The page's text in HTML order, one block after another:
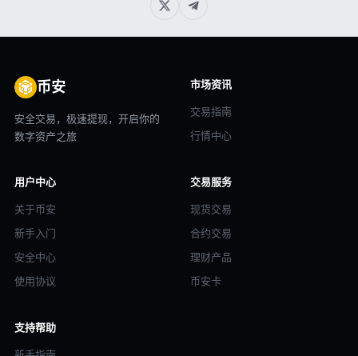
币安
安全交易，极速提现，开启你的
数字资产之旅
市场资讯
交易指南
行情中心
用户中心
关于币安
新手入门
安全中心
使用协议
交易服务
现货交易
合约交易
理财产品
币安卡
支持帮助